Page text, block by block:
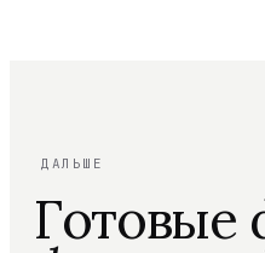
ДАЛЬШЕ